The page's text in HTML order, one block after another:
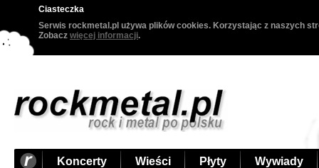
Ciasteczka
Serwis rockmetal.pl używa plików cookies. Korzystając z naszych
Zobacz więcej informacji.
Koncerty Wieści Płyty Wywiady